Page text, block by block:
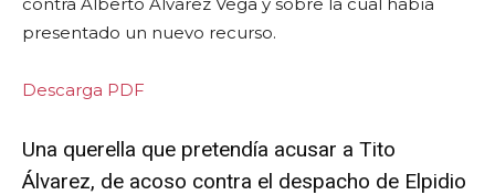
presentado un nuevo recurso.
Descarga PDF
Una querella que pretendía acusar a Tito
Álvarez, de acoso contra el despacho de Elpidio